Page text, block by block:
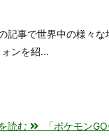
記事で世界中の様々な
ンを紹...
読む 「ポケモン